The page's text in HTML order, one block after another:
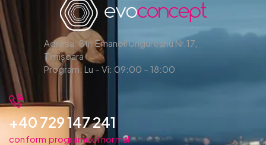
Adresa: Str. Emanoil Ungureanu Nr.17,
Timișoara
Program: Lu – Vi: 09:00 – 18:00
+40 729 147 241
conform programului normal